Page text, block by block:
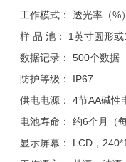
工作模式： 透光率（%
样 品 池： 1英寸圆形或
数据记录： 500个数据
防护等级： IP67
供电电源： 4节AA碱性
电池寿命： 约6个月（
显示屏幕： LCD，